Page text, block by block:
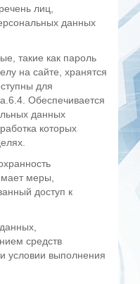
лиц,
данных
такие как пароль
на сайте, хранятся
для
Обеспечивается
данных
которых
меры,
доступ к
средств
условии выполнения